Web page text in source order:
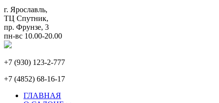
г. Ярославль,
ТЦ Спутник,
пр. Фрунзе, 3
пн-вс 10.00-20.00
+7 (930) 123-2-777
+7 (4852) 68-16-17
ГЛАВНАЯ